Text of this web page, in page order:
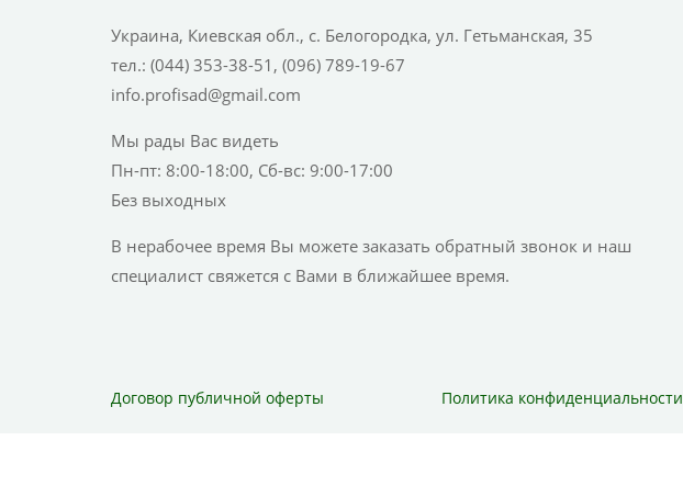
Украина, Киевская обл., с. Белогородка, ул. Гетьманская, 35
тел.: (044) 353-38-51, (096) 789-19-67
info.profisad@gmail.com
Мы рады Вас видеть
Пн-пт: 8:00-18:00, Сб-вс: 9:00-17:00
Без выходных
В нерабочее время Вы можете заказать обратный звонок и наш
специалист свяжется с Вами в ближайшее время.
Договор публичной оферты Политика конфиденциальности